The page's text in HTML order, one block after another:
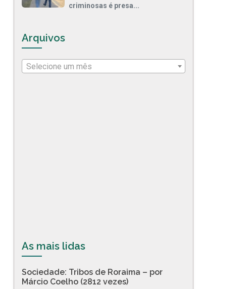
criminosas é presa...
Arquivos
Selecione um mês
As mais lidas
Sociedade: Tribos de Roraima – por
Márcio Coelho (2812 vezes)